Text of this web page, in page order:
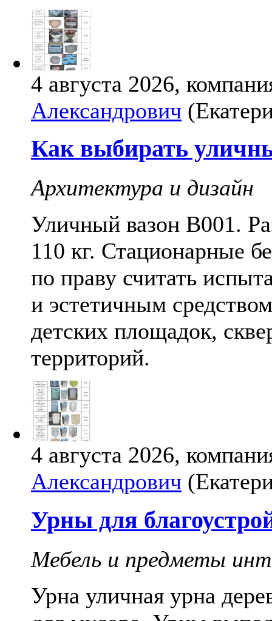
4 августа 2026,
Александрович
Как выбирать
Архитектура и дизайн
Уличный вазон В001.
110 кг. Стационарные
по праву считать
и эстетичным
детских площадок,
территорий.
4 августа 2026,
Александрович
Урны для
Мебель и предметы
Урна уличная урна